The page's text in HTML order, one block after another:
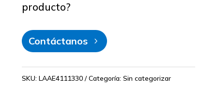
producto?
Contáctanos
SKU: LAAE4111330 Categoría: Sin categorizar